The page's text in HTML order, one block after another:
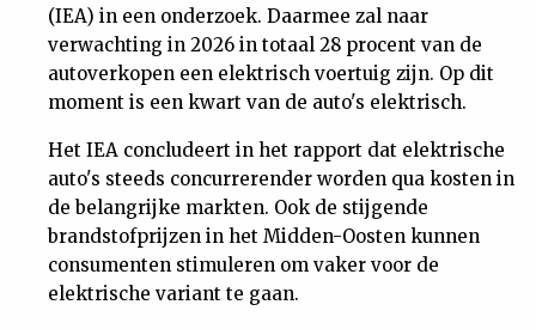
Cijfers
Tuchtrecht
Magazine
Podcast
Dossiers
(IEA) in een onderzoek. Daarmee zal naar
verwachting in 2026 in totaal 28 procent van de
autoverkopen een elektrisch voertuig zijn. Op dit
moment is een kwart van de auto's elektrisch.
Het IEA concludeert in het rapport dat elektrische
auto's steeds concurrerender worden qua kosten in
de belangrijke markten. Ook de stijgende
brandstofprijzen in het Midden-Oosten kunnen
consumenten stimuleren om vaker voor de
elektrische variant te gaan.